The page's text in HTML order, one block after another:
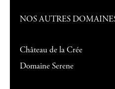
NOS AUTRES
Château de la Crée
Domaine Serene